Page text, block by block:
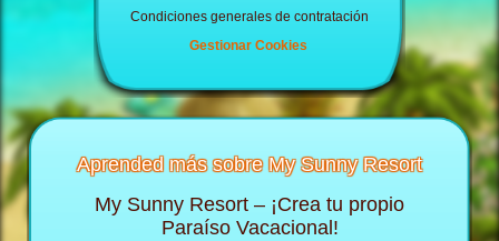
Condiciones generales de contratación
Gestionar Cookies
Aprended más sobre My Sunny Resort
My Sunny Resort – ¡Crea tu propio
Paraíso Vacacional!